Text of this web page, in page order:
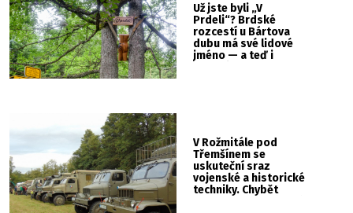
Už jste byli „V
Prdeli“? Brdské
rozcestí u Bártova
dubu má své lidové
jméno — a teď i
V Rožmitále pod
Třemšínem se
uskuteční sraz
vojenské a historické
techniky. Chybět